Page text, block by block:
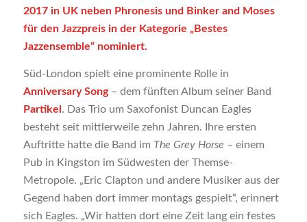
2017 in UK neben Phronesis und Binker and Moses
für den Jazzpreis in der Kategorie „Bestes
Jazzensemble“ nominiert.
Süd-London spielt eine prominente Rolle in
Anniversary Song– dem fünften Album seiner Band
Partikel . Das Trio um Saxofonist Duncan Eagles
besteht seit mittlerweile zehn Jahren. Ihre ersten
Auftritte hatte die Band im The Grey Horse – einem
Pub in Kingston im Südwesten der Themse-
Metropole. „Eric Clapton und andere Musiker aus der
Gegend haben dort immer montags gespielt“, erinnert
sich Eagles. „Wir hatten dort eine Zeit lang ein festes